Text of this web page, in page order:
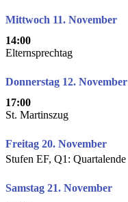
Mittwoch 11. November
14:00
Elternsprechtag
Donnerstag 12. November
17:00
St. Martinszug
Freitag 20. November
Stufen EF, Q1: Quartalende
Samstag 21. November